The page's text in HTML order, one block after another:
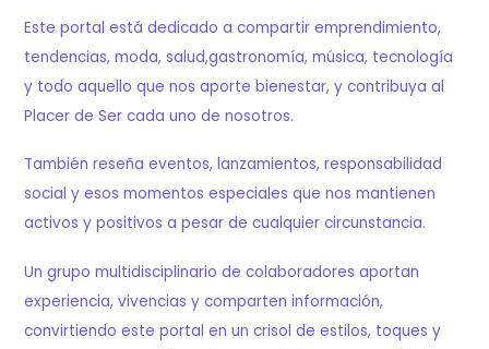
Este portal está dedicado a compartir emprendimiento,
tendencias, moda, salud,gastronomía, música, tecnología
y todo aquello que nos aporte bienestar, y contribuya al
Placer de Ser cada uno de nosotros.
También reseña eventos, lanzamientos, responsabilidad
social y esos momentos especiales que nos mantienen
activos y positivos a pesar de cualquier circunstancia.
Un grupo multidisciplinario de colaboradores aportan
experiencia, vivencias y comparten información,
convirtiendo este portal en un crisol de estilos, toques y